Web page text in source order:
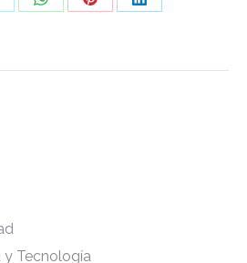
Share
Share
Share
y Tecnología